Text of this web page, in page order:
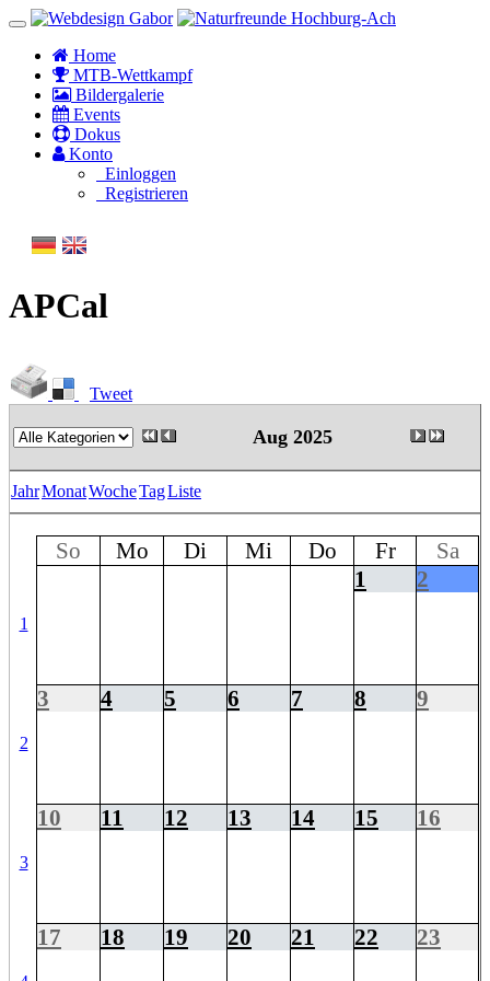
Home
MTB-Wettkampf
Bildergalerie
Events
Dokus
Konto
Einloggen
Registrieren
APCal
Tweet
Aug 2025
JahrMonatWocheTagListe
So Mo Di Mi Do Fr Sa
1
1 2
2
3 4 5 6 7 8 9
3
10 11 12 13 14 15 16
17 18 19 20 21 22 23